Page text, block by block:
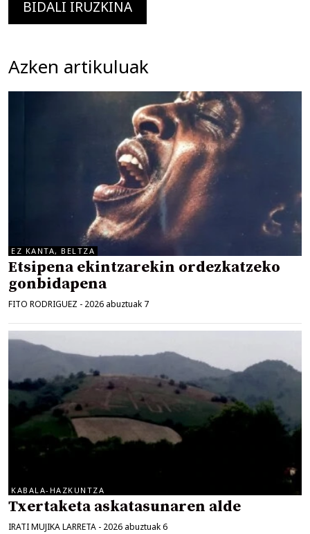
Azken artikuluak
EZ KANTA, BELTZA
Etsipena ekintzarekin ordezkatzeko
gonbidapena
FITO RODRIGUEZ - 2026 abuztuak 7
KABALA-HAZKUNTZA
Txertaketa askatasunaren alde
IRATI MUJIKA LARRETA - 2026 abuztuak 6